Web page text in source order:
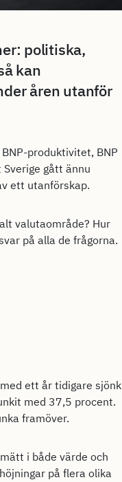
politiska,
kan
åren utanför
produktivitet, BNP
gått ännu
ett utanförskap.
valutaområde? Hur
på alla de frågorna.
ett år tidigare sjönk
med 37,5 procent.
framöver.
i både värde och
på flera olika